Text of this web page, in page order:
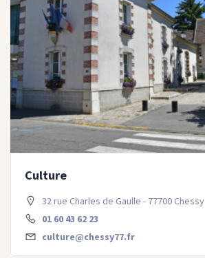
Culture
32 rue Charles de Gaulle - 77700 Chessy
01 60 43 62 23
culture@chessy77.fr